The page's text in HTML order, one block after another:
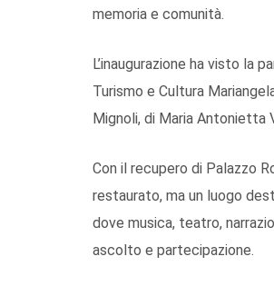
memoria e comunità.
L’inaugurazione ha visto la
Turismo e Cultura
Mignoli, di Maria Antonietta
Con il recupero di Palazzo
restaurato, ma un luogo
dove musica, teatro,
ascolto e partecipazione.